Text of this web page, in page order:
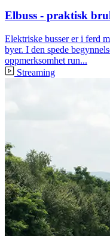
Elbuss - praktisk
Elektriske busser er i ferd
byer. I den spede
oppmerksomhet run...
Streaming